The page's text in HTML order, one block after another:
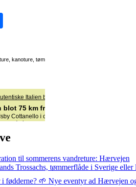
til sommerens vandreture: Hærvejen
Trossachs, tømmerflåde i Sverige
i fødderne? 🌱 Nye eventyr ad Hærvejen